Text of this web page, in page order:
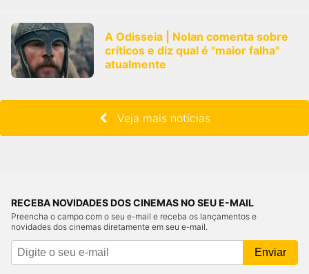
A Odisseia | Nolan comenta sobre
críticos e diz qual é "maior falha"
atualmente
Veja mais notícias
RECEBA NOVIDADES DOS CINEMAS NO SEU E-MAIL
Preencha o campo com o seu e-mail e receba os lançamentos e
novidades dos cinemas diretamente em seu e-mail.